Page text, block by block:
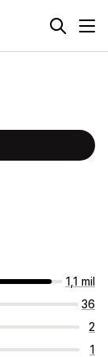
1,1 mil
36
2
1